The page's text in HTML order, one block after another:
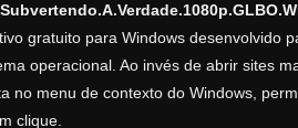
gratuito para Windows desenvolvido
operacional. Ao invés de abrir sites
no menu de contexto do Windows,
clique.